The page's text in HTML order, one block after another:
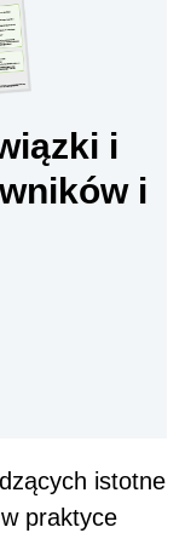
i
i
istotne
praktyce